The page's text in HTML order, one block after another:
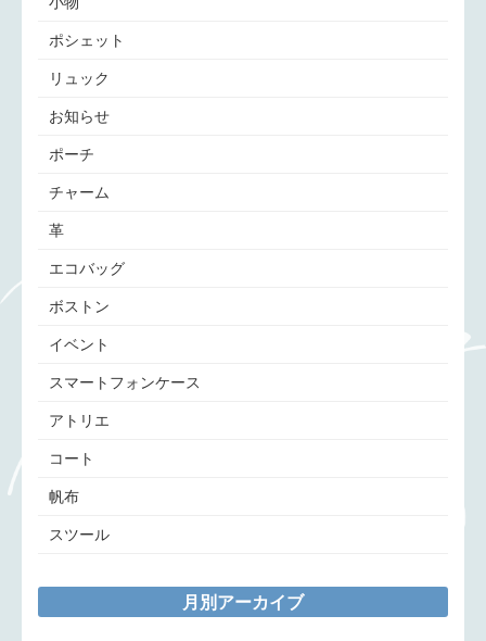
ポシェット
リュック
お知らせ
ポーチ
チャーム
革
エコバッグ
ボストン
イベント
スマートフォンケース
アトリエ
コート
帆布
スツール
月別アーカイブ